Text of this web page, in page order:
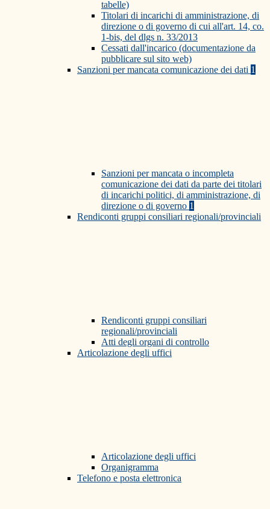
tabelle)
Titolari di incarichi di amministrazione, di
direzione o di governo di cui all'art. 14, co.
1-bis, del dlgs n. 33/2013
Cessati dall'incarico (documentazione da
pubblicare sul sito web)
Sanzioni per mancata comunicazione dei dati 1
Sanzioni per mancata o incompleta
comunicazione dei dati da parte dei titolari
di incarichi politici, di amministrazione, di
direzione o di governo 1
Rendiconti gruppi consiliari regionali/provinciali
Rendiconti gruppi consiliari
regionali/provinciali
Atti degli organi di controllo
Articolazione degli uffici
Articolazione degli uffici
Organigramma
Telefono e posta elettronica